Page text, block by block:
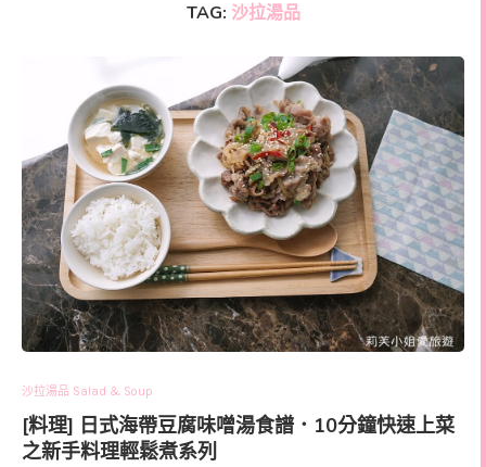
TAG: 沙拉湯品
沙拉湯品 Salad & Soup
[料理] 日式海帶豆腐味噌湯食譜．10分鐘快速上菜
之新手料理輕鬆煮系列